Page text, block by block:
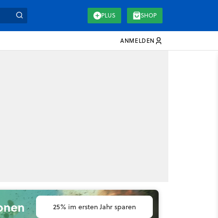
PLUS SHOP
ANMELDEN
25% im ersten Jahr sparen